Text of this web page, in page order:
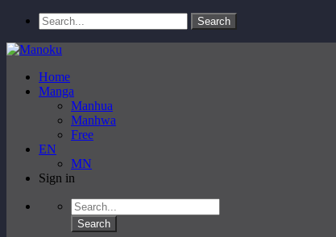
Home
Manga
Manhua
Manhwa
Free
EN
MN
Sign in